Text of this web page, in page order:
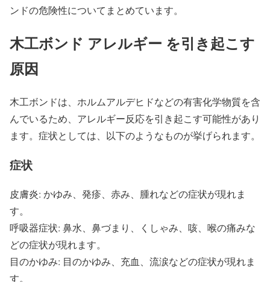
ンドの危険性についてまとめています。
木工ボンド アレルギー を引き起こす
原因
木工ボンドは、ホルムアルデヒドなどの有害化学物質を含
んでいるため、アレルギー反応を引き起こす可能性があり
ます。症状としては、以下のようなものが挙げられます。
症状
皮膚炎: かゆみ、発疹、赤み、腫れなどの症状が現れま
す。
呼吸器症状: 鼻水、鼻づまり、くしゃみ、咳、喉の痛みな
どの症状が現れます。
目のかゆみ: 目のかゆみ、充血、流涙などの症状が現れま
す。